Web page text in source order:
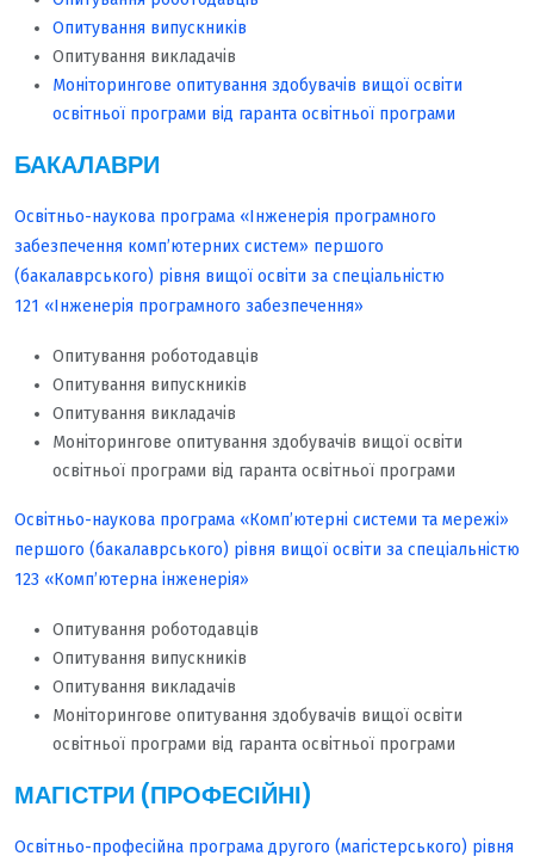
Опитування випускників
Опитування викладачів
Моніторингове опитування здобувачів вищої освіти
освітньої програми від гаранта освітньої програми
БАКАЛАВРИ
Освітньо-наукова програма «Інженерія програмного
забезпечення комп’ютерних систем» першого
(бакалаврського) рівня вищої освіти за спеціальністю
121 «Інженерія програмного забезпечення»
Опитування роботодавців
Опитування випускників
Опитування викладачів
Моніторингове опитування здобувачів вищої освіти
освітньої програми від гаранта освітньої програми
Освітньо-наукова програма «Комп’ютерні системи та мережі»
першого (бакалаврського) рівня вищої освіти за спеціальністю
123 «Комп’ютерна інженерія»
Опитування роботодавців
Опитування випускників
Опитування викладачів
Моніторингове опитування здобувачів вищої освіти
освітньої програми від гаранта освітньої програми
МАГІСТРИ (ПРОФЕСІЙНІ)
Освітньо-професійна програма другого (магістерського) рівня